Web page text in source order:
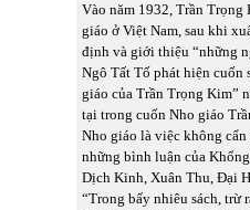
Vào năm 1932, Trần Trọng
giáo ở Việt Nam, sau khi
định và giới thiệu “những
Ngô Tất Tố phát hiện cuốn
giáo của Trần Trọng Kim”
tại trong cuốn Nho giáo
Nho giáo là việc không
những bình luận của
Dịch Kinh, Xuân Thu, Đại
“Trong bấy nhiêu sách,